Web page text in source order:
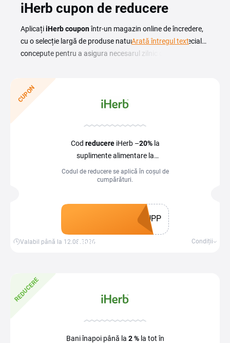
iHerb cupon de reducere
AplicațiiHerb couponîntr-un magazin online de încredere,
cu o selecție largă de produse naturale și organice special
concepute pentru a asigura necesarul zilnic de vitamine și
populară pentru cei interesați de un stil de viață sănătos.
Aici veți găsi o gamă largă de produse, inclusiv vitamine și
produse pentru copii și multe altele. Folosiți un cod promo
pentru a cumpăra produsele preferate la un preț mult mai
Arată întregul text
CUPON
Cod reducereiHerb –20%la
suplimente alimentare la
cumpărături de minimum
lei
Codul de reducere se aplică în coșul de
cumpărături.
Obține un cupon
UPP
Valabil până la 12.08.2026 Condiții
REDUCERE
Bani înapoi până la 2 %la tot în